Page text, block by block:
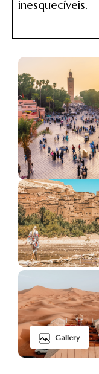
inesquecíveis.
Gallery